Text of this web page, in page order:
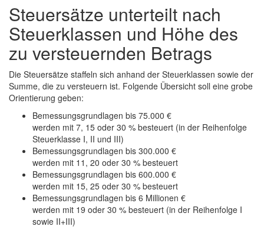
Steuersätze unterteilt nach
Steuerklassen und Höhe des
zu versteuernden Betrags
Die Steuersätze staffeln sich anhand der Steuerklassen sowie der
Summe, die zu versteuern ist. Folgende Übersicht soll eine grobe
Orientierung geben:
Bemessungsgrundlagen bis 75.000 €
werden mit 7, 15 oder 30 % besteuert (in der Reihenfolge
Steuerklasse I, II und III)
Bemessungsgrundlagen bis 300.000 €
werden mit 11, 20 oder 30 % besteuert
Bemessungsgrundlagen bis 600.000 €
werden mit 15, 25 oder 30 % besteuert
Bemessungsgrundlagen bis 6 Millionen €
werden mit 19 oder 30 % besteuert (in der Reihenfolge I
sowie II+III)